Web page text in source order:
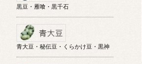
黒豆・雁喰・黒千石
青大豆・秘伝豆・くらかけ豆・黒神